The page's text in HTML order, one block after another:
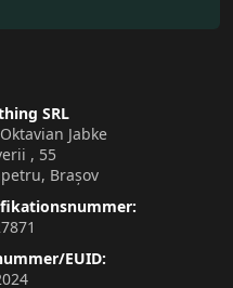
SRL
Jabke
, 55
Brașov
EUID: